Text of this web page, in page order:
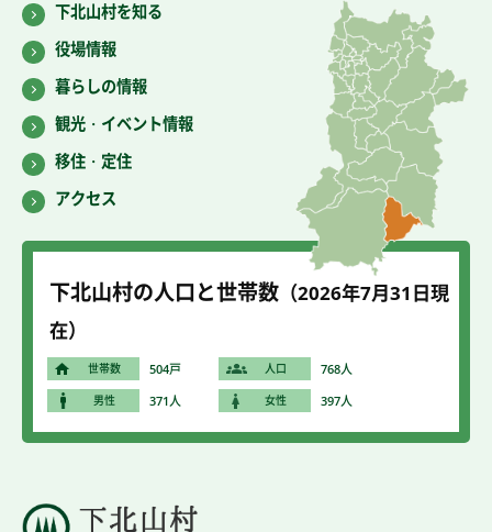
下北山村を知る
役場情報
暮らしの情報
観光・イベント情報
移住・定住
アクセス
下北山村の人口と世帯数 （2026年7月31 日現
在）
世帯数 504戸 人口 768人
男性 371人 女性 397人